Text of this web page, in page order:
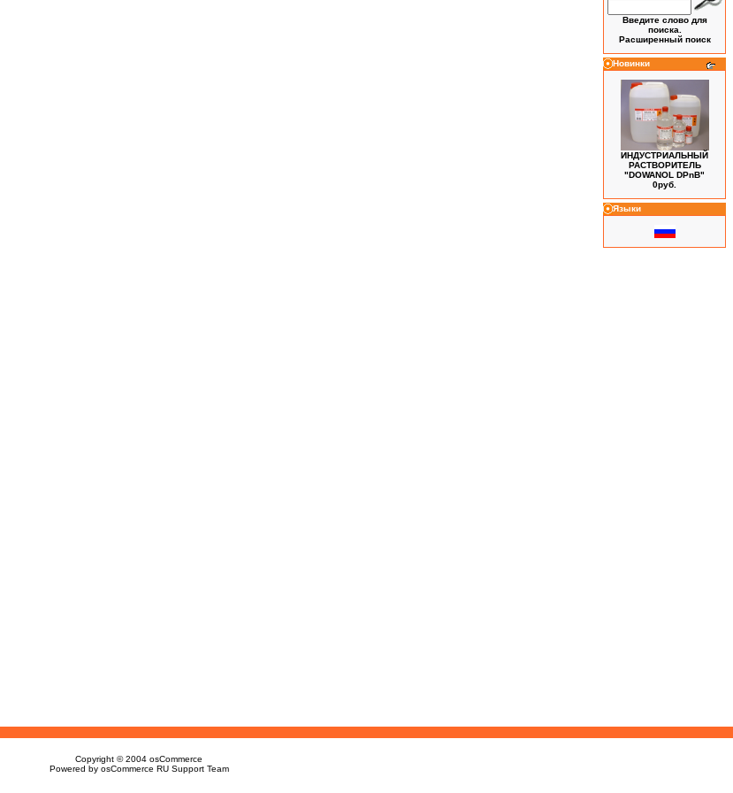
Введите слово для
поиска.
Расширенный поиск
Новинки
ИНДУСТРИАЛЬНЫЙ
РАСТВОРИТЕЛЬ
"DOWANOL DPnB"
0руб.
Языки
Copyright © 2004 osCommerce
Powered by osCommerce RU Support Team